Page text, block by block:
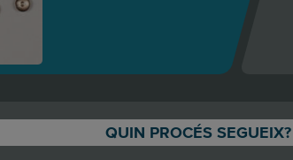
QUIN PROCÉS SEGUEIX?